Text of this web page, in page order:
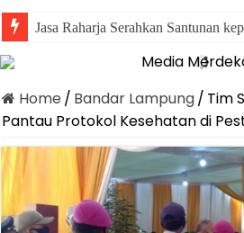
Jasa Raharja Serahkan Santunan
Home / Bandar Lampung/ Tim
Pantau Protokol Kesehatan di